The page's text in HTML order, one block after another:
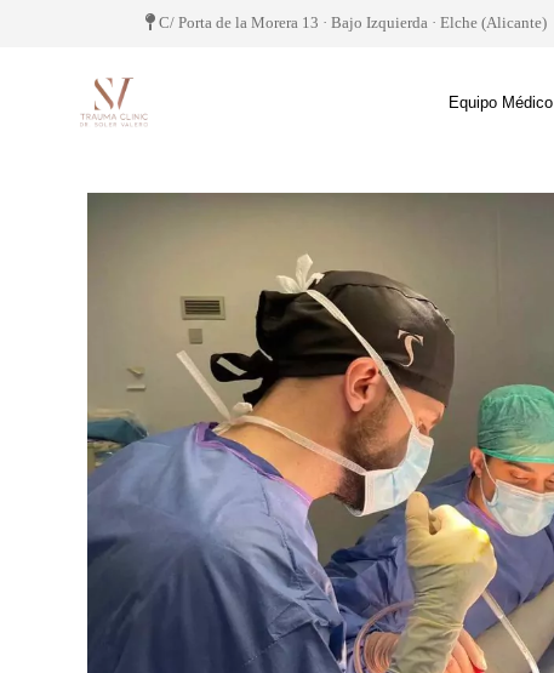
C/ Porta de la Morera 13 · Bajo Izquierda · Elche (Alicante)
Equipo Médico